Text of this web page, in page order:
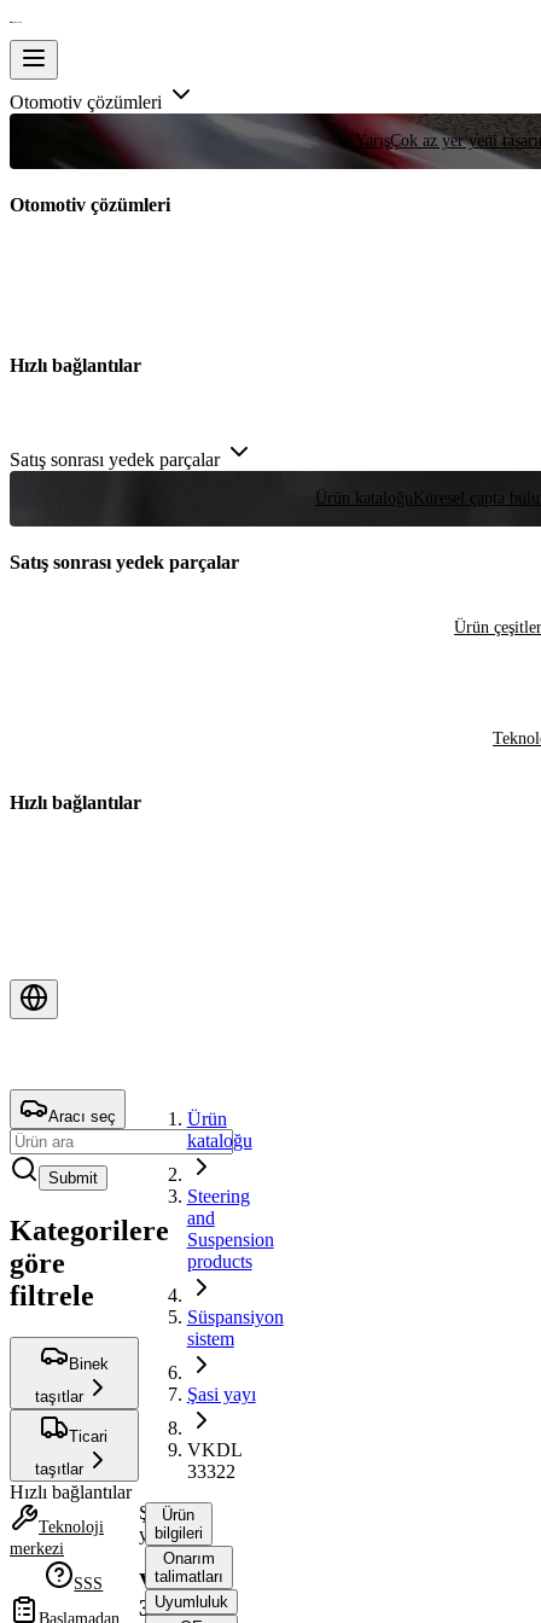
Otomotiv çözümleri
YarışÇok az yer yeni
Otomotiv çözümleri
Hızlı bağlantılar
Satış sonrası yedek parçalar
Ürün kataloğu Küresel çapta
Satış sonrası yedek parçalar
Ürün
Hızlı bağlantılar
Aracı seç
Submit
Kategorilere
göre
filtrele
Binek
taşıtlar
Ticari
taşıtlar
Hızlı bağlantılar
Teknoloji
merkezi
SSS
Başlamadan
Ürün
kataloğu
Steering
and
Suspension
products
Süspansiyon
sistem
Şasi yayı
VKDL
33322
Şasi
yayı
VKDL
33322
Ürün
bilgileri
Onarım
talimatları
Uyumluluk